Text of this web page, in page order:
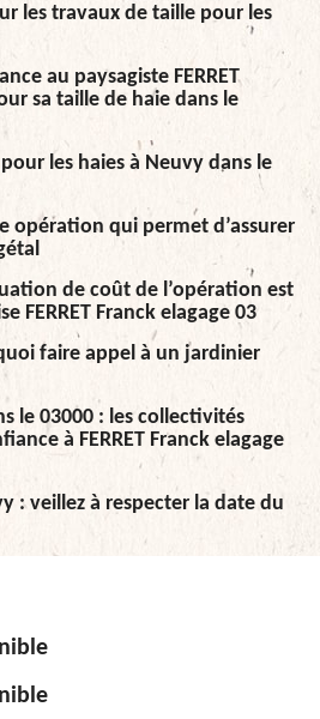
les travaux de taille pour les
au paysagiste FERRET
sa taille de haie dans le
les haies à Neuvy dans le
opération qui permet d’assurer
de coût de l’opération est
FERRET Franck elagage 03
faire appel à un jardinier
le 03000 : les collectivités
à FERRET Franck elagage
: veillez à respecter la date du